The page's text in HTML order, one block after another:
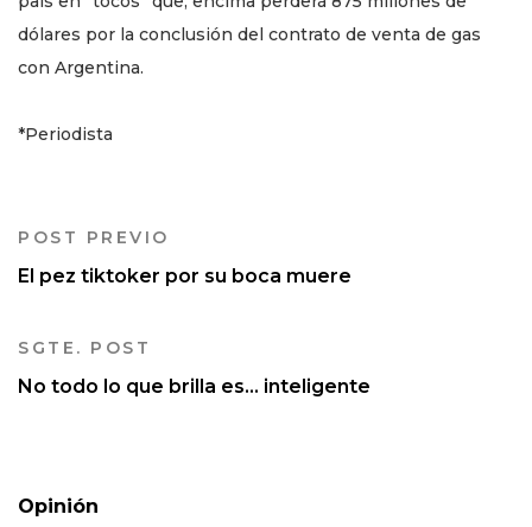
dólares por la conclusión del contrato de venta de gas
con Argentina.
*Periodista
POST PREVIO
El pez tiktoker por su boca muere
SGTE. POST
No todo lo que brilla es... inteligente
Opinión